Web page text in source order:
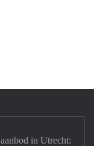
in Utrecht: